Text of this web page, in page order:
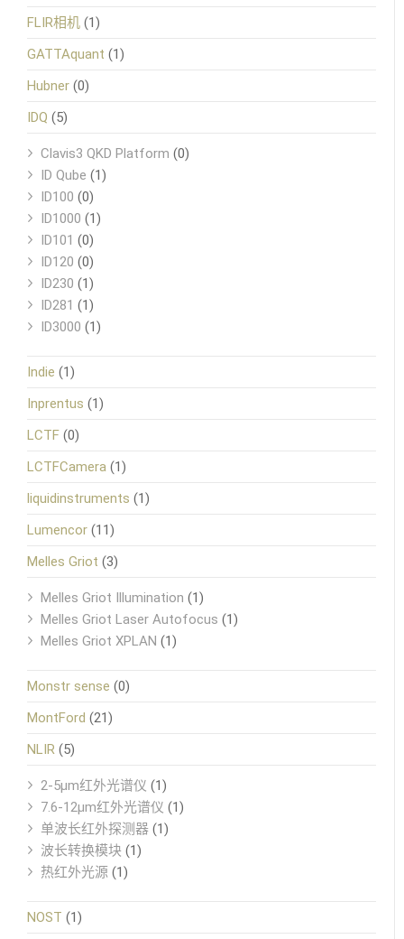
FLIR相机 (1)
GATTAquant (1)
Hubner (0)
IDQ (5)
Clavis3 QKD Platform (0)
ID Qube (1)
ID100 (0)
ID1000 (1)
ID101 (0)
ID120 (0)
ID230 (1)
ID281 (1)
ID3000 (1)
Indie (1)
Inprentus (1)
LCTF (0)
LCTFCamera (1)
liquidinstruments (1)
Lumencor (11)
Melles Griot (3)
Melles Griot Illumination (1)
Melles Griot Laser Autofocus (1)
Melles Griot XPLAN (1)
Monstr sense (0)
MontFord (21)
NLIR (5)
2-5μm红外光谱仪 (1)
7.6-12μm红外光谱仪 (1)
单波长红外探测器 (1)
波长转换模块 (1)
热红外光源 (1)
NOST (1)